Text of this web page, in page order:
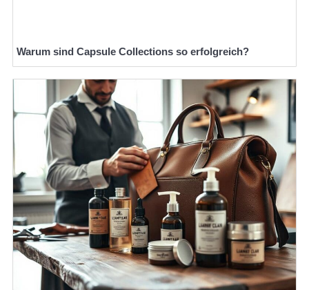
Warum sind Capsule Collections so erfolgreich?